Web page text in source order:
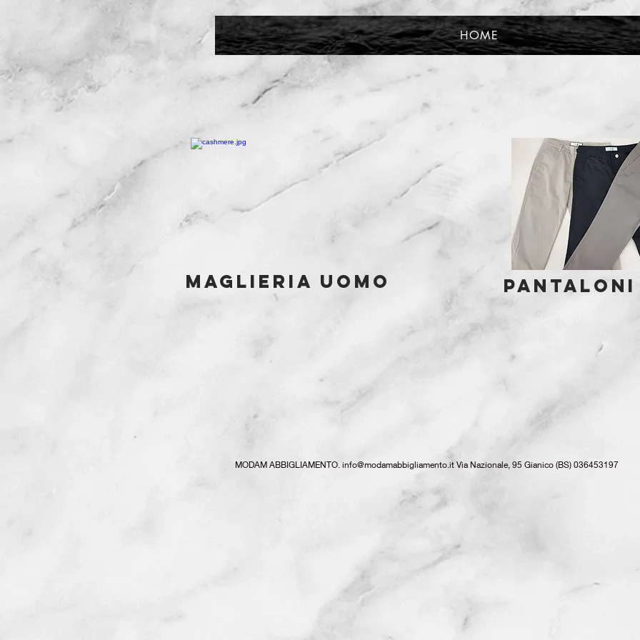
HOME
maglieria uomo
MODAM ABBIGLIAMENTO. info@modamabbigliamento.it Via Nazionale, 95 Gianico (BS) 036453197